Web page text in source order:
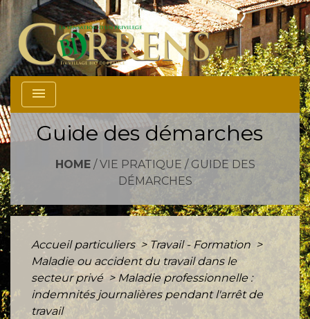
menu
Guide des démarches
HOME/ VIE PRATIQUE / GUIDE DES
DÉMARCHES
Accueil particuliers > Travail - Formation >
Maladie ou accident du travail dans le
secteur privé > Maladie professionnelle :
indemnités journalières pendant l'arrêt de
travail